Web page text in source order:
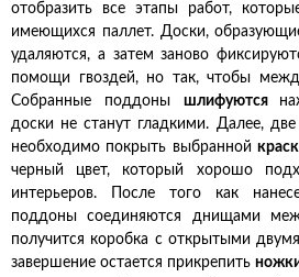
отобразить все этапы работ,
имеющихся паллет. Доски,
удаляются, а затем заново
помощи гвоздей, но так, чтобы
Собранные поддоны шлифуются
доски не станут гладкими. Далее,
необходимо покрыть выбранной
черный цвет, который хорошо
интерьеров. После того как
поддоны соединяются днищами
получится коробка с открытыми
завершение остается прикрепить